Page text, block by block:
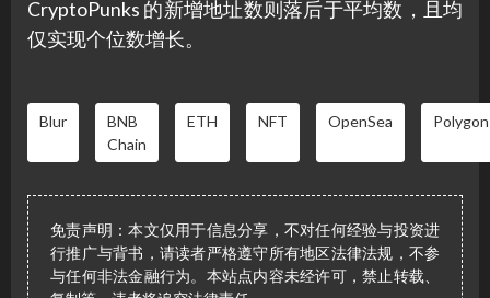
CryptoPunks 的新增地址数则落后于平均数，且均
仅实现个位数增长。
Blur
BNB
Chain
ETH NFT OpenSea Polygon
免责声明：本文仅用于信息分享，不对任何经验与投资进
行推广与背书，请读者严格遵守所有地区法律法规，不参
与任何非法金融行为。本站点内容未经许可，禁止转载、